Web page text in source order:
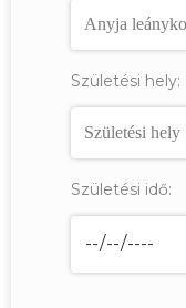
Születési hely:
Születési idő: